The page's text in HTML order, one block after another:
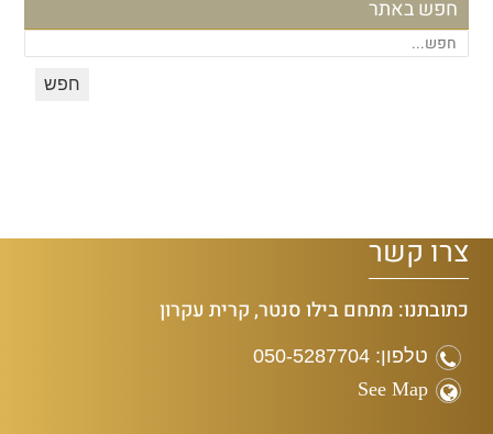
חפש באתר
צרו קשר
כתובתנו: מתחם בילו סנטר, קרית עקרון
טלפון: 050-5287704
See Map